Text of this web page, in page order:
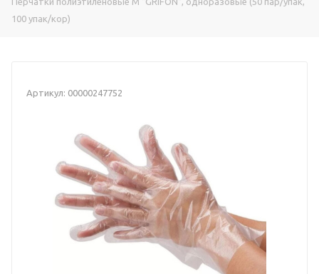
100 упак/кор)
Артикул: 00000247752